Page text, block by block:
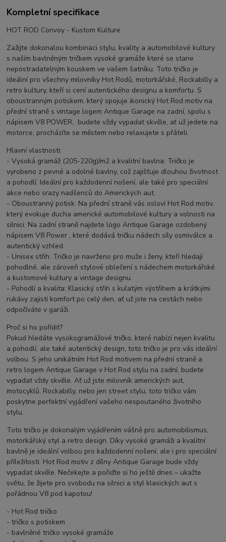
Kompletní specifikace
HOT ROD Convoy - Kustom Kulture
Zažijte dokonalou kombinaci stylu, kvality a automobilové kultury
s naším bavlněným tričkem vysoké gramáže které se stane
nepostradatelným kouskem ve vašem šatníku. Toto tričko je
ideální pro všechny milovníky Hot Rodů, motorkářské, Rockabilly a
retro kultury, kteří si cení autentického designu a komfortu. S
oboustranným potiskem, který spojuje ikonický Hot Rod motiv na
přední straně s vintage logem Antique Garage na zadní, spolu s
nápisem V8 POWER, budete vždy vypadat skvěle, ať už jedete na
motorce, procházíte se městem nebo relaxujete s přáteli.
Hlavní vlastnosti:
- Vysoká gramáž (205-220g)/m2 a kvalitní bavlna: Tričko je
vyrobeno z pevné a odolné bavlny, což zajišťuje dlouhou životnost
a pohodlí. Ideální pro každodenní nošení, ale také pro speciální
akce nebo srazy nadšenců do Amerických aut.
- Oboustranný potisk. Na přední straně vás osloví Hot Rod motiv,
který evokuje ducha americké automobilové kultury a volnosti na
silnici. Na zadní straně najdete logo Antique Garage ozdobený
nápisem V8 Power , které dodává tričku nádech síly osmiválce a
autentický vzhled.
- Unisex střih: Tričko je navrženo pro muže i ženy, kteří hledají
pohodlné, ale zároveň stylové oblečení s nádechem motorkářské
a kustomové kultury a vintage designu.
- Pohodlí a kvalita: Klasický střih s kulatým výstřihem a krátkými
rukávy zajistí komfort po celý den, ať už jste na cestách nebo
odpočíváte v garáži.
Proč si ho pořídit?
Pokud hledáte vysokogramážové tričko, které nabízí nejen kvalitu
a pohodlí, ale také autentický design, toto tričko je pro vás ideální
volbou. S jeho unikátním Hot Rod motivem na přední straně a
retro logem Antique Garage v Hot Rod stylu na zadní, budete
vypadat vždy skvěle. Ať už jste milovník amerických aut,
motocyklů, Rockabilly, nebo jen street stylu, toto tričko vám
poskytne perfektní vyjádření vašeho nespoutaného životního
stylu.
Toto tričko je dokonalým vyjádřením vášně pro automobilismus,
motorkářský styl a retro design. Díky vysoké gramáži a kvalitní
bavlně je ideální volbou pro každodenní nošení, ale i pro speciální
příležitosti. Hot Rod motiv z dílny Antique Garage bude vždy
vypadat skvěle. Nečekejte a pořiďte si ho ještě dnes – ukažte
světu, že žijete pro svobodu na silnici a styl klasických aut s
pořádnou V8 pod kapotou!
- Hot Rod tričko
- tričko s potiskem
- bavlněné tričko vysoké gramáže